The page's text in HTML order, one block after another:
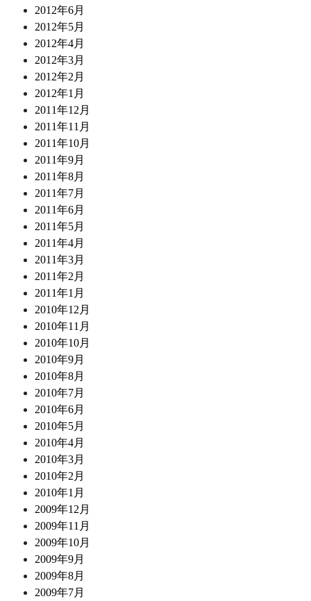
2012年6月
2012年5月
2012年4月
2012年3月
2012年2月
2012年1月
2011年12月
2011年11月
2011年10月
2011年9月
2011年8月
2011年7月
2011年6月
2011年5月
2011年4月
2011年3月
2011年2月
2011年1月
2010年12月
2010年11月
2010年10月
2010年9月
2010年8月
2010年7月
2010年6月
2010年5月
2010年4月
2010年3月
2010年2月
2010年1月
2009年12月
2009年11月
2009年10月
2009年9月
2009年8月
2009年7月